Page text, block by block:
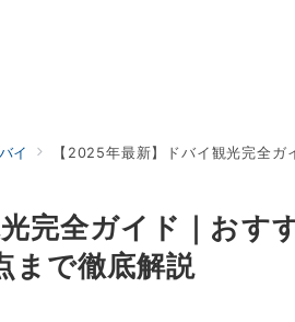
イ 【2025年最新】ドバイ観光完全
完全ガイド｜おす
まで徹底解説